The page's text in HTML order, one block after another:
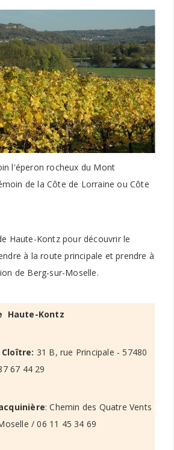
l'éperon rocheux du Mont
de la Côte de Lorraine ou Côte
Haute-Kontz pour découvrir le
à la route principale et prendre à
de Berg-sur-Moselle.
Haute-Kontz
31 B, rue Principale - 57480
67 44 29
: Chemin des Quatre Vents
/ 06 11 45 34 69